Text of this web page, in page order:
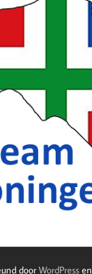
door WordPressen